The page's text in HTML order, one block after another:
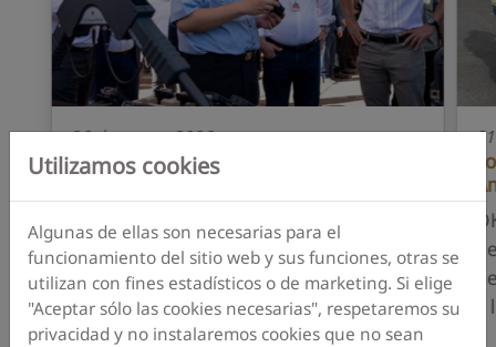
26 de marzo 2026
Policía de Paraguay confía en la
tecnología OKM para la detección
subterránea
La policía paraguaya utiliza la
tecnología GPR de OKM para detectar
estructuras subterráneas.
Utilizamos cookies
Algunas de ellas son necesarias para el
funcionamiento del sitio web y sus funciones, otras se
utilizan con fines estadísticos o de marketing. Si elige
"Aceptar sólo las cookies necesarias", respetaremos su
privacidad y no instalaremos cookies que no sean